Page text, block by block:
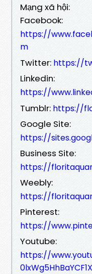
Mạng xã hội:
Facebook:
https://
m
Twitter: https://
Linkedin:
https://
Tumblr: https://
Google Site:
https://
Business Site:
https://
Weebly:
https://
Pinterest:
https://
Youtube:
https://